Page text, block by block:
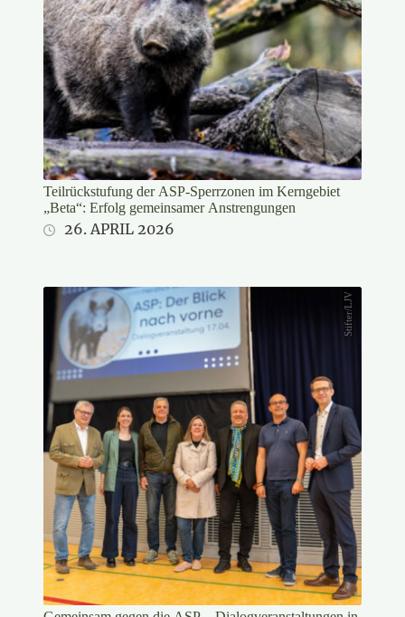
Teilrückstufung der ASP-Sperrzonen im Kerngebiet
„Beta“: Erfolg gemeinsamer Anstrengungen
26. APRIL 2026
Stifter/LJV